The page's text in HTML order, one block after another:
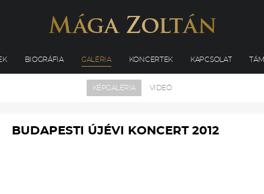
BIOGRÁFIA GALÉRIA KONCERTEK KAPCSOLAT
KÉPGALÉRIA VIDEÓ
BUDAPESTI ÚJÉVI KONCERT 2012